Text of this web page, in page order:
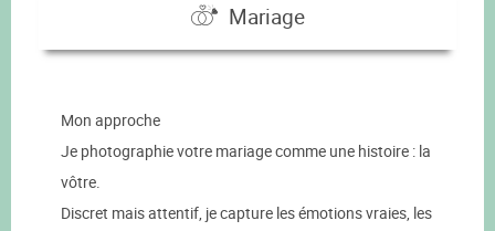
Mariage
Mon approche
Je photographie votre mariage comme une histoire : la
vôtre.
Discret mais attentif, je capture les émotions vraies, les